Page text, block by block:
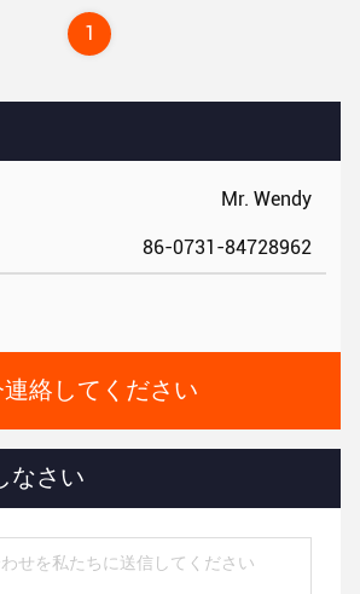
Mr. Wendy
86-0731-84728962
連絡してください
なさい
1